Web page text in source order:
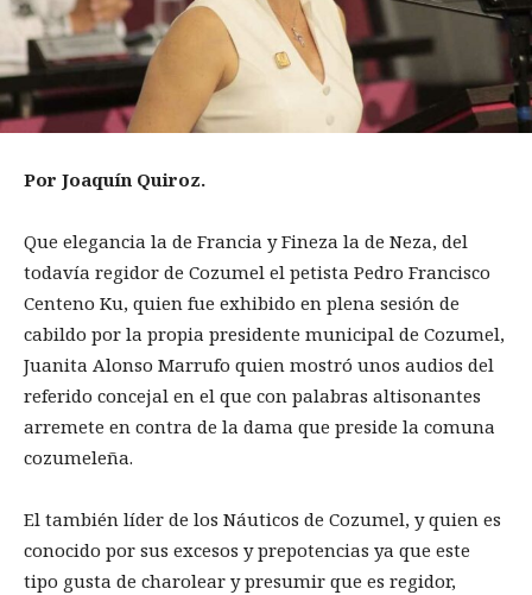
Por Joaquín Quiroz.
Que elegancia la de Francia y Fineza la de Neza, del
todavía regidor de Cozumel el petista Pedro Francisco
Centeno Ku, quien fue exhibido en plena sesión de
cabildo por la propia presidente municipal de Cozumel,
Juanita Alonso Marrufo quien mostró unos audios del
referido concejal en el que con palabras altisonantes
arremete en contra de la dama que preside la comuna
cozumeleña.
El también líder de los Náuticos de Cozumel, y quien es
conocido por sus excesos y prepotencias ya que este
tipo gusta de charolear y presumir que es regidor,